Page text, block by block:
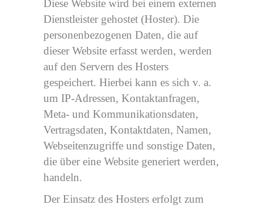
Diese Website wird bei einem externen
Dienstleister gehostet (Hoster). Die
personenbezogenen Daten, die auf
dieser Website erfasst werden, werden
auf den Servern des Hosters
gespeichert. Hierbei kann es sich v. a.
um IP-Adressen, Kontaktanfragen,
Meta- und Kommunikationsdaten,
Vertragsdaten, Kontaktdaten, Namen,
Webseitenzugriffe und sonstige Daten,
die über eine Website generiert werden,
handeln.
Der Einsatz des Hosters erfolgt zum